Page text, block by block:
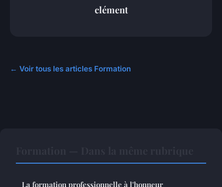
clément
← Voir tous les articles Formation
La formation professionnelle à l'honneur